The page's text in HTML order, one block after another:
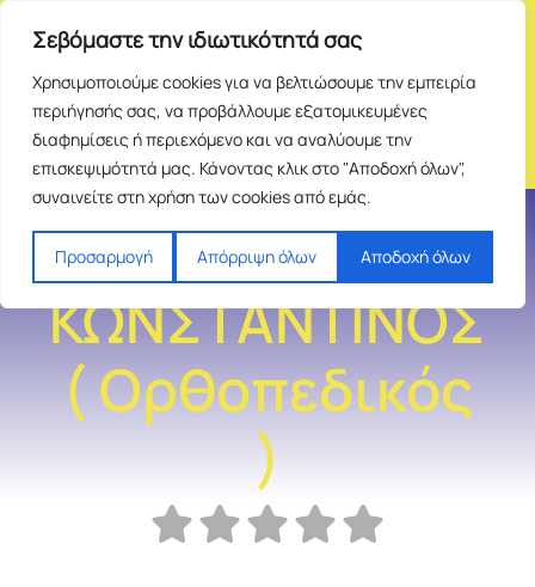
Σεβόμαστε την ιδιωτικότητά σας
Χρησιμοποιούμε cookies για να βελτιώσουμε την εμπειρία
περιήγησής σας, να προβάλλουμε εξατομικευμένες
διαφημίσεις ή περιεχόμενο και να αναλύουμε την
επισκεψιμότητά μας. Κάνοντας κλικ στο "Αποδοχή όλων",
συναινείτε στη χρήση των cookies από εμάς.
Προσαρμογή Απόρριψη όλων Αποδοχή όλων
ΑΝΑΓΝΩΣΤΑΚΟΣ
ΚΩΝΣΤΑΝΤΙΝΟΣ
( Ορθοπεδικός
)